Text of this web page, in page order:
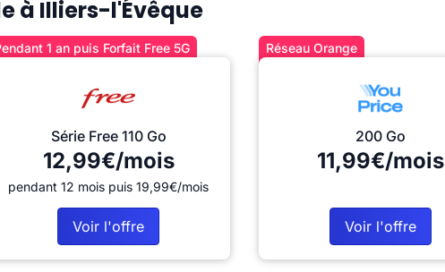
à Illiers-l'Évêque
1 an puis Forfait Free 5G
Série Free 110 Go
12,99€/mois
pendant 12 mois puis 19,99€/mois
Voir l'offre
Réseau Orange
200 Go
11,99€/mois
Voir l'offre